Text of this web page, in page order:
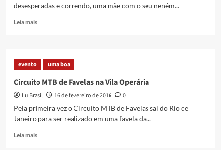
desesperadas e correndo, uma mãe com o seu neném...
Leia maisRead
um
dia
tumulto
em
Caxias
evento uma boa
Circuito MTB de Favelas na Vila Operária
Lu Brasil 16 de fevereiro de 2016
0
Pela primeira vez o Circuito MTB de Favelas sai do Rio de
Janeiro para ser realizado em uma favela da...
Leia maisRead